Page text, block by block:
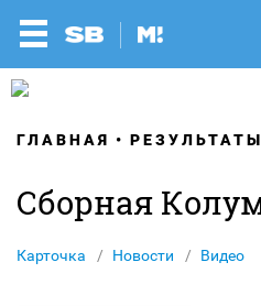
ГЛАВНАЯ РЕЗУЛЬТАТЫ
Сборная
Карточка Новости Видео